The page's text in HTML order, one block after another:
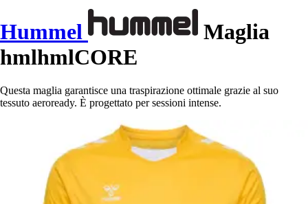
Hummel
Maglia
hmlhmlCORE
Questa maglia garantisce una traspirazione ottimale grazie al suo
tessuto aeroready. È progettato per sessioni intense.